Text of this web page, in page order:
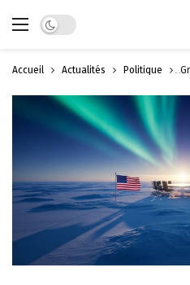
Dark mode
Accueil Actualités Politique